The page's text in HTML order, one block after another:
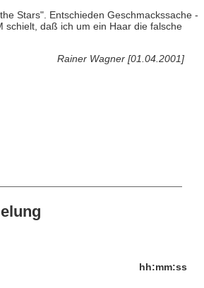
Stars". Entschieden Geschmackssache -
schielt, daß ich um ein Haar die falsche
Rainer Wagner [01.04.2001]
hh:mm:ss